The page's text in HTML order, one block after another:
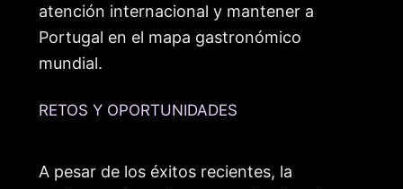
atención internacional y mantener a
Portugal en el mapa gastronómico
mundial.
RETOS Y OPORTUNIDADES
A pesar de los éxitos recientes, la